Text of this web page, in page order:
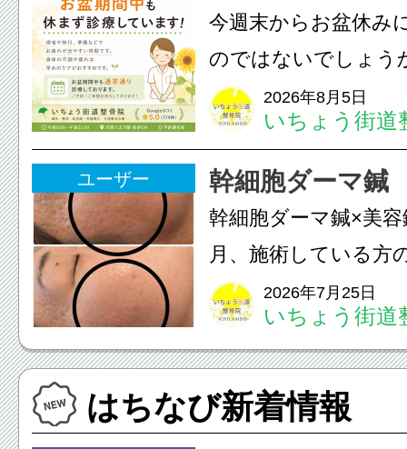
のこわばり・頭痛や
ながることがありま
は、...
今週末からお盆休み
のではないでしょう
長時間の運転などで
痛・足の疲れが出や
いちょう街道整骨院
も通常通り診療して
みの...
2026年8月5日
いちょう街道
ユーザー 幹細胞ダーマ鍼
幹細胞ダーマ鍼×美
月、施術している方
写真上 2025年9月
月皮膚(真皮層)への
への電気美容鍼のダ
を7ヶ月継続して頂...
2026年7月25日
いちょう街道
はちなび新着情報